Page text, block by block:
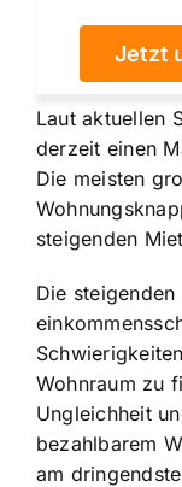
Jetzt
Laut aktuellen
derzeit einen
Die meisten
steigenden
Die
Wohnraum zu
Ungleichheit
bezahlbarem
am